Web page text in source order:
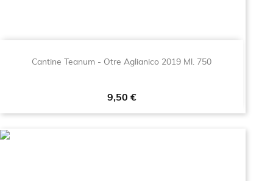
Cantine Teanum - Otre Aglianico 2019 Ml. 750
Prezzo
9,50 €